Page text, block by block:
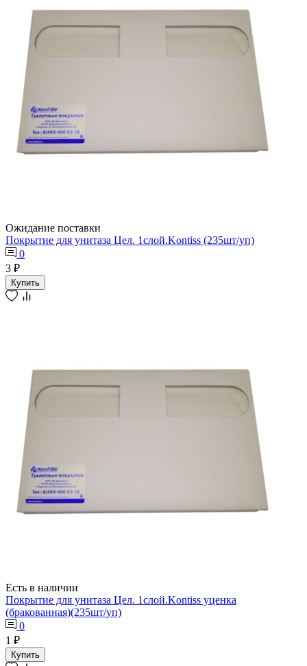
Ожидание поставки
Покрытие для унитаза Цел. 1слой.Kontiss (235шт/уп)
0
3 ₽
Купить
Есть в наличии
Покрытие для унитаза Цел. 1слой.Kontiss уценка
(бракованная)(235шт/уп)
0
1 ₽
Купить